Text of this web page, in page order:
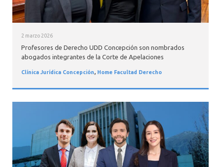
2 marzo 2026
Profesores de Derecho UDD Concepción son nombrados
abogados integrantes de la Corte de Apelaciones
Clínica Jurídica Concepción, Home Facultad Derecho